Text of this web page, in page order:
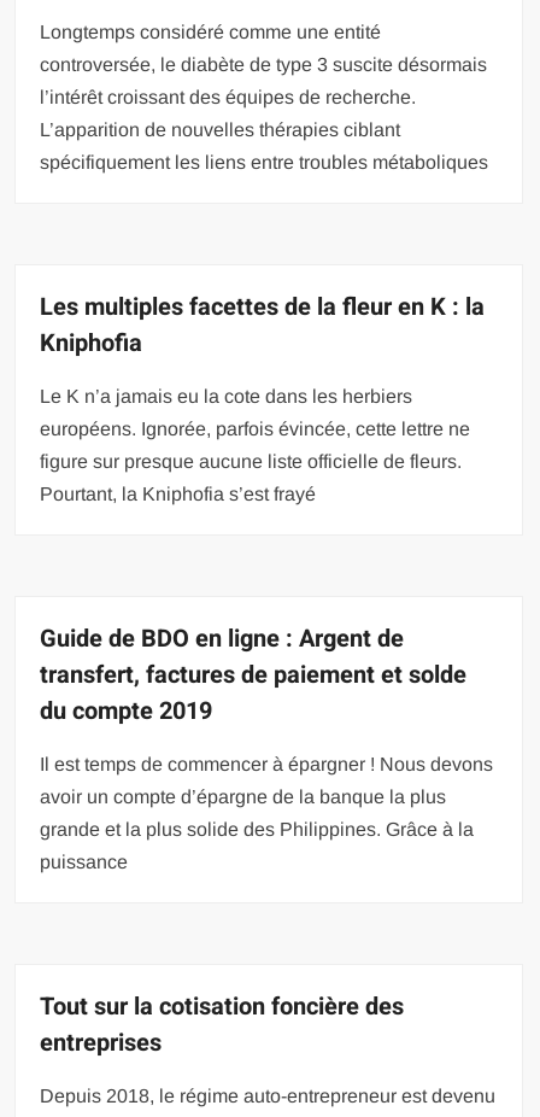
Longtemps considéré comme une entité
controversée, le diabète de type 3 suscite désormais
l’intérêt croissant des équipes de recherche.
L’apparition de nouvelles thérapies ciblant
spécifiquement les liens entre troubles métaboliques
Les multiples facettes de la fleur en K : la
Kniphofia
Le K n’a jamais eu la cote dans les herbiers
européens. Ignorée, parfois évincée, cette lettre ne
figure sur presque aucune liste officielle de fleurs.
Pourtant, la Kniphofia s’est frayé
Guide de BDO en ligne : Argent de
transfert, factures de paiement et solde
du compte 2019
Il est temps de commencer à épargner ! Nous devons
avoir un compte d’épargne de la banque la plus
grande et la plus solide des Philippines. Grâce à la
puissance
Tout sur la cotisation foncière des
entreprises
Depuis 2018, le régime auto-entrepreneur est devenu